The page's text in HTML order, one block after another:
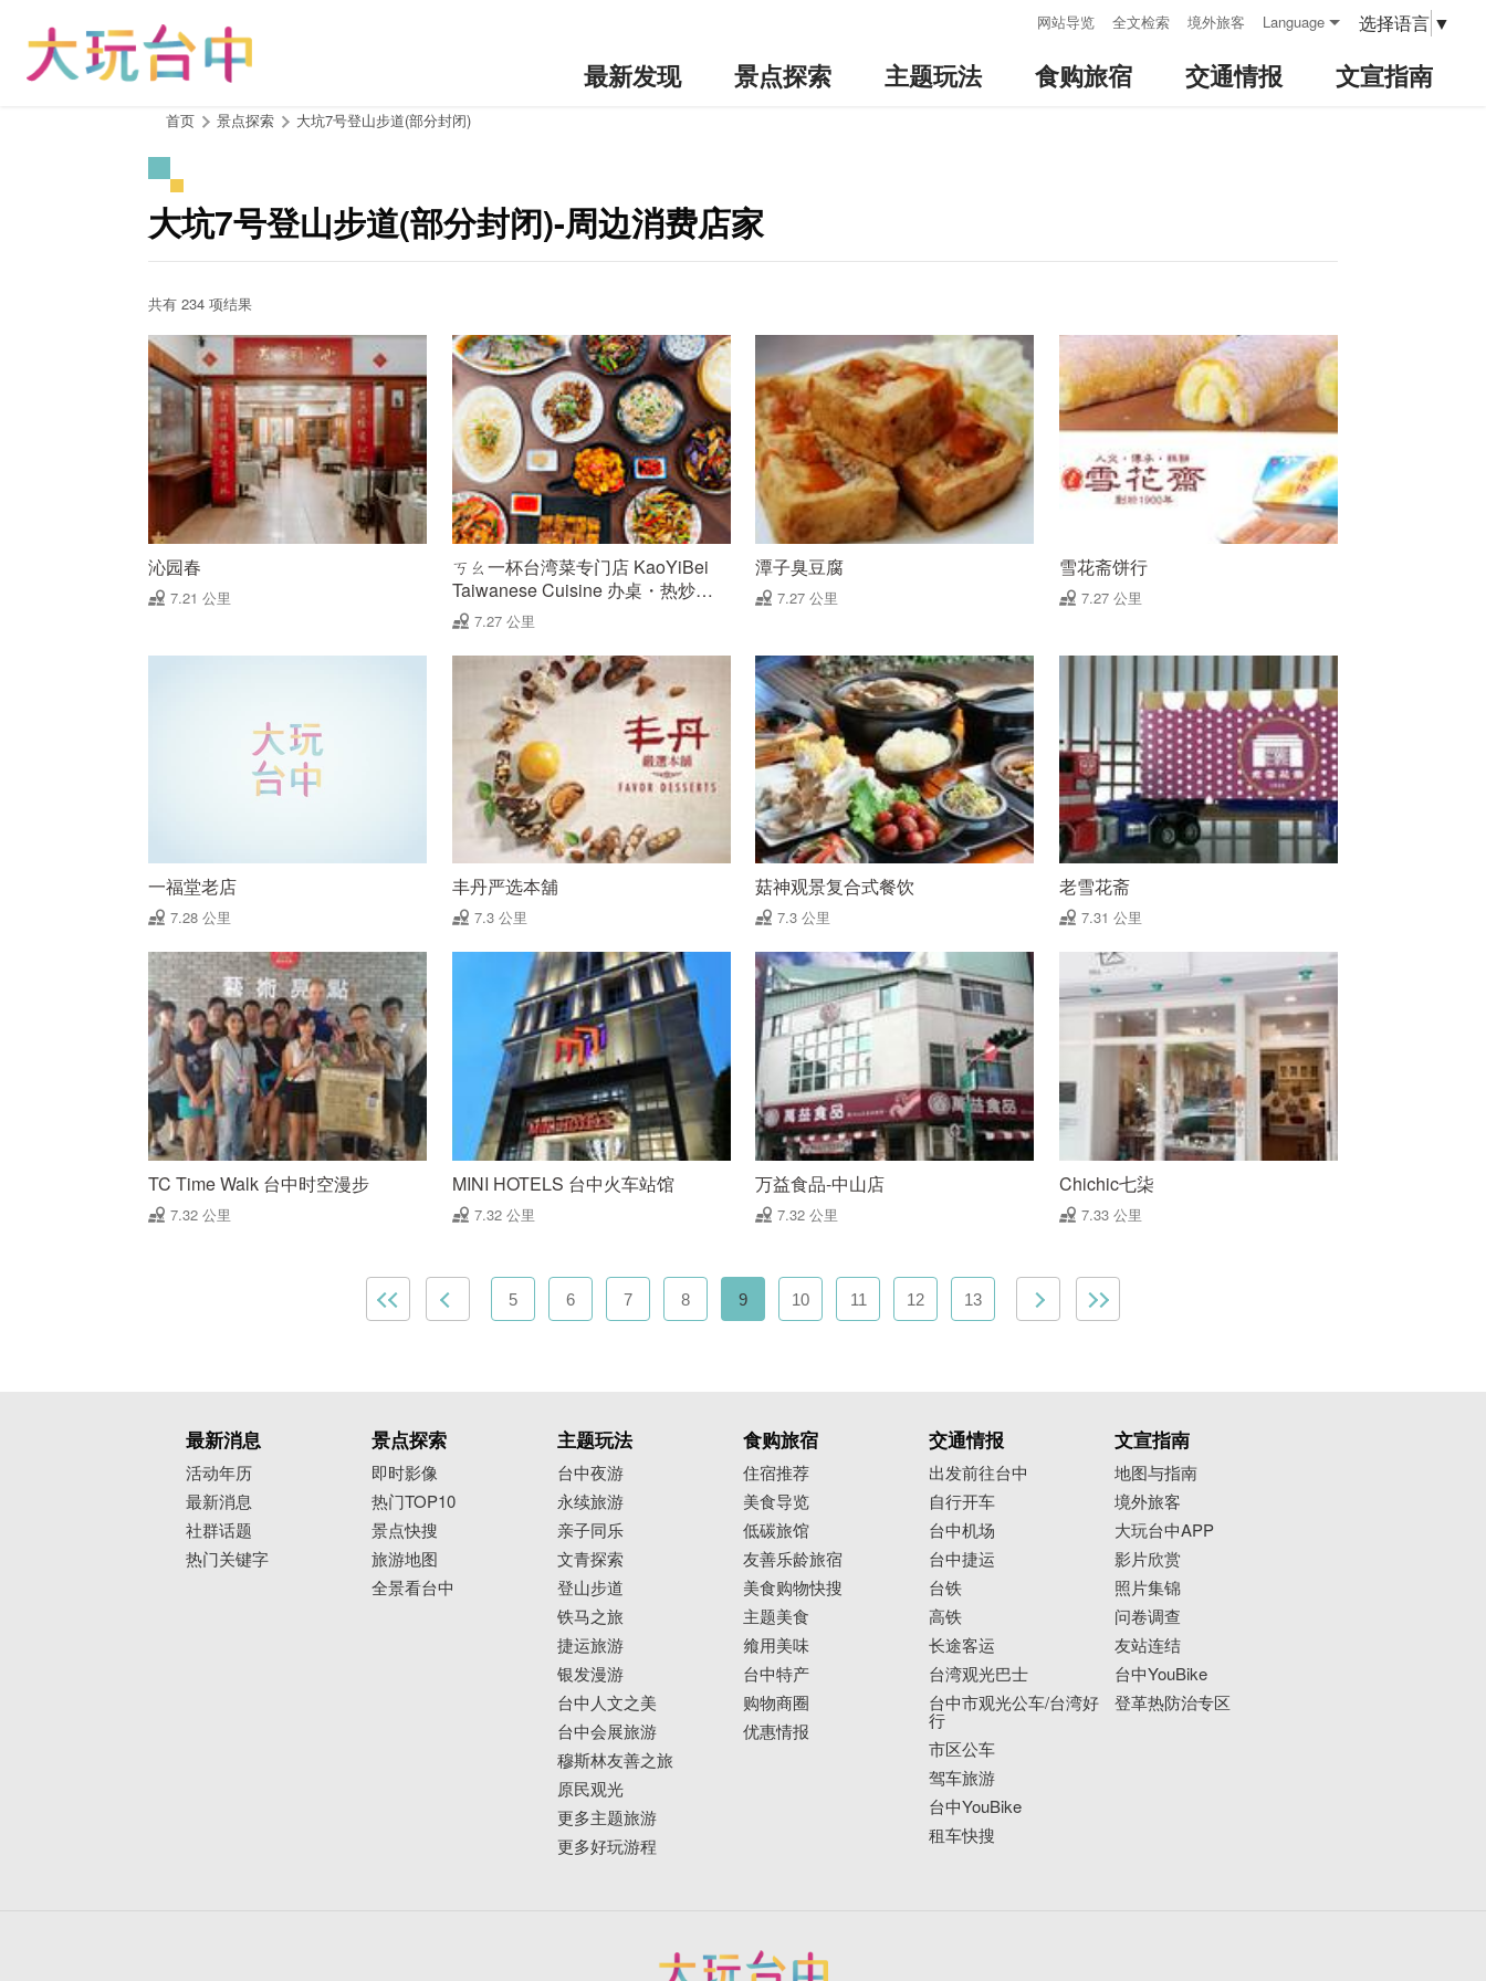
网站导览 全文检索 境外旅客 Language 选择语言 ▼
最新发现 景点探索 主题玩法 食购旅宿 交通情报 文宣指南
首页 景点探索 大坑7号登山步道(部分封闭)
大坑7号登山步道(部分封闭)-周边消费店家
共有 234 项结果
沁园春
7.21 公里
ㄎㄠ一杯台湾菜专门店 KaoYiBei
Taiwanese Cuisine 办桌・热炒・
手路菜
7.27 公里
潭子臭豆腐
7.27 公里
雪花斋饼行
7.27 公里
一福堂老店
7.28 公里
丰丹严选本舖
7.3 公里
菇神观景复合式餐饮
7.3 公里
老雪花斋
7.31 公里
TC Time Walk 台中时空漫步
7.32 公里
MINI HOTELS 台中火车站馆
7.32 公里
万益食品-中山店
7.32 公里
Chichic七柒
7.33 公里
5 6 7 8 9 10 11 12 13
最新消息
活动年历
最新消息
社群话题
热门关键字
景点探索
即时影像
热门TOP10
景点快搜
旅游地图
全景看台中
主题玩法
台中夜游
永续旅游
亲子同乐
文青探索
登山步道
铁马之旅
捷运旅游
银发漫游
台中人文之美
台中会展旅游
穆斯林友善之旅
原民观光
更多主题旅游
更多好玩游程
食购旅宿
住宿推荐
美食导览
低碳旅馆
友善乐龄旅宿
美食购物快搜
主题美食
飨用美味
台中特产
购物商圈
优惠情报
交通情报
出发前往台中
自行开车
台中机场
台中捷运
台铁
高铁
长途客运
台湾观光巴士
台中市观光公车/台湾好
行
市区公车
驾车旅游
台中YouBike
租车快搜
文宣指南
地图与指南
境外旅客
大玩台中APP
影片欣赏
照片集锦
问卷调查
友站连结
台中YouBike
登革热防治专区